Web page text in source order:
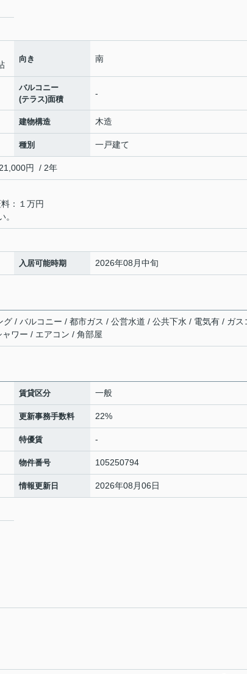
向き 南
バルコニー
(テラス)面積
-
建物構造 木造
種別 一戸建て
円 / 2年
：１万円
入居可能時期 2026年08月中旬
/ バルコニー / 都市ガス / 公営水道 / 公共下水 / 電気有 / ガス
ワー / エアコン / 角部屋
賃貸区分 一般
更新事務手数料 22%
特優賃 -
物件番号 105250794
情報更新日 2026年08月06日